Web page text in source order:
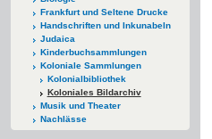
Frankfurt und Seltene Drucke
Handschriften und Inkunabeln
Judaica
Kinderbuchsammlungen
Koloniale Sammlungen
Kolonialbibliothek
Koloniales Bildarchiv
Musik und Theater
Nachlässe